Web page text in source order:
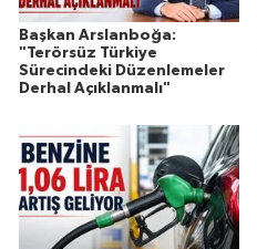
Başkan Arslanboğa:
"Terörsüz Türkiye
Sürecindeki Düzenlemeler
Derhal Açıklanmalı"